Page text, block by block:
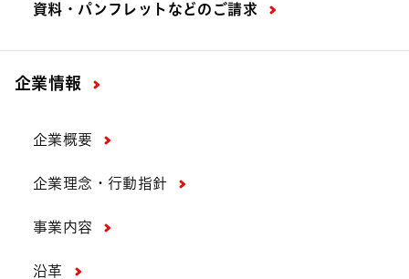
資料・パンフレットなどの ご請求
企業情報
企業概要
企業理念・行動指針
事業内容
沿革